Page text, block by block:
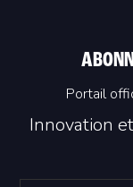
Innovation
Portail